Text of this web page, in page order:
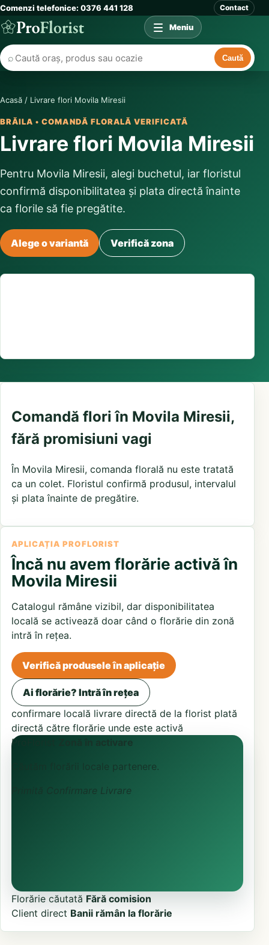
Comenzi telefonice: 0376 441 128 Contact
⌕ Caută
Meniu
Acasă / Livrare flori Movila Miresii
BRĂILA • COMANDĂ FLORALĂ VERIFICATĂ
Livrare flori Movila Miresii
Pentru Movila Miresii, alegi buchetul, iar floristul
confirmă disponibilitatea și plata directă înainte
ca florile să fie pregătite.
Alege o variantă Verifică zona
Comandă flori în Movila Miresii,
fără promisiuni vagi
În Movila Miresii, comanda florală nu este tratată
ca un colet. Floristul confirmă produsul, intervalul
și plata înainte de pregătire.
APLICAȚIA PROFLORIST
Încă nu avem florărie activă în
Movila Miresii
Catalogul rămâne vizibil, dar disponibilitatea
locală se activează doar când o florărie din zonă
intră în rețea.
Verifică produsele în aplicație
Ai florărie? Intră în rețea
confirmare locală livrare directă de la florist plată
directă către florărie unde este activă
ProFlorist
Zonă în activare
Căutăm florării locale partenere.
Confirmare Livrare
Florărie căutată Fără comision
Client direct Banii rămân la florărie